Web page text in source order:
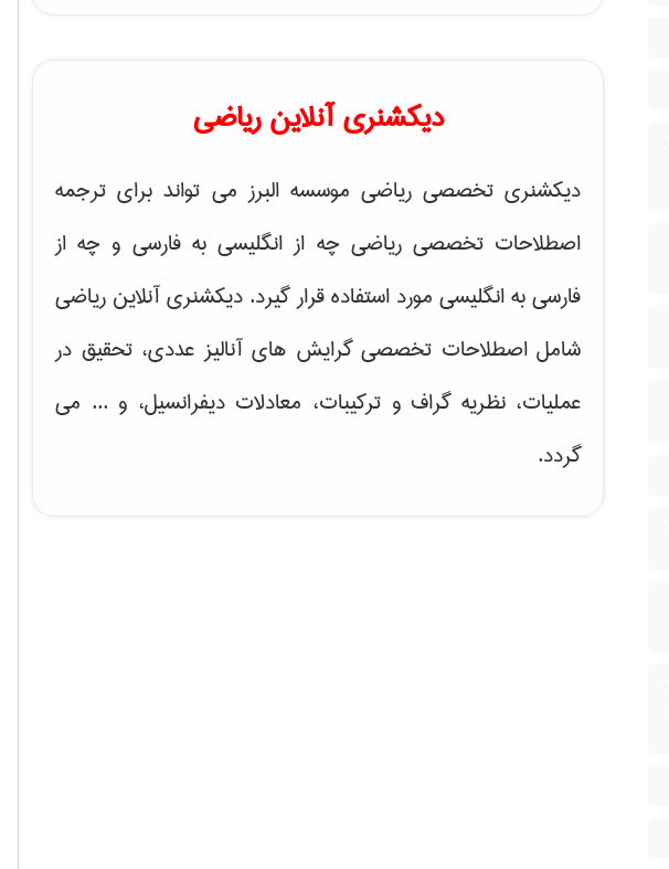
دیکشنری آنلاین ریاضی
دیکشنری تخصصی ریاضی موسسه البرز می تواند برای ترجمه
اصطلاحات تخصصی ریاضی چه از انگلیسی به فارسی و چه از
فارسی به انگلیسی مورد استفاده قرار گیرد. دیکشنری آنلاین ریاضی
شامل اصطلاحات تخصصی گرایش هایآنالیز عددی، تحقیق در
عملیات، نظریه گراف و تركیبات، معادلات دیفرانسیل، و ... می
گردد.